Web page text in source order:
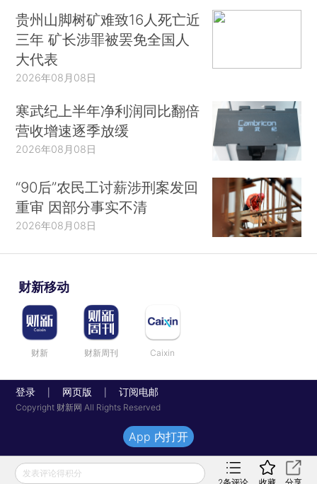
贵州山脚树矿难致16人死亡近
三年 矿长涉罪被罢免全国人
大代表
2026年08月08日
寒武纪上半年净利润同比翻倍
营收增速逐季放缓
2026年08月08日
“90后”农民工讨薪涉刑案发回
重审 因部分事实不清
2026年08月08日
财新移动
财新 财新周刊 Caixin
登录 网页版 订阅电邮
Copyright 财新网 All Rights Reserved
发表评论得积分
2条评论 收藏 分享
App 内打开